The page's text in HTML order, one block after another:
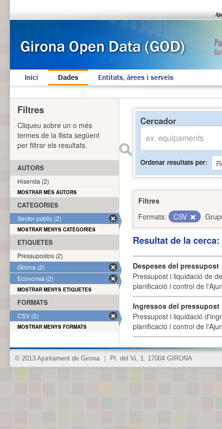
Inici Dades Entitats, àrees i serveis
Cercador
Ordenar resultats per
Filtres
Formats:
CSV
Resultat de la
Despeses del pressupost
Pressupost i liquidació de
planificació i control de
Ingressos del pressupost
Pressupost i liquidació
planificació i control de
Filtres
Cliqueu sobre un o més
termes de la llista següent
per filtrar els resultats.
AUTORS
Hisenda (2)
MOSTRAR MÉS AUTORS
CATEGORIES
Sector públic (2)
MOSTRAR MENYS CATEGORIES
ETIQUETES
Pressupostos (2)
Girona (2)
Economia (2)
MOSTRAR MENYS ETIQUETES
FORMATS
CSV (2)
MOSTRAR MENYS FORMATS
© 2013 Ajuntament de Girona Pl. del Vi, 1. 17004 GIRONA